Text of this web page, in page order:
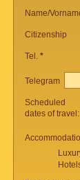
Name/
Citizenship
Tel. *
Telegram
Scheduled
dates of travel: